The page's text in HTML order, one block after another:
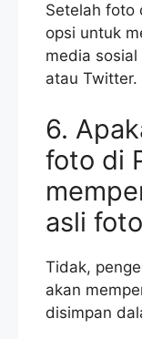
Setelah foto
opsi untuk
media
atau Twitter.
6.
foto di
asli
Tidak,
akan
disimpan